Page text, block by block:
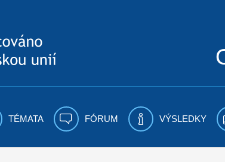
TÉMATA FÓRUM VÝSLEDKY